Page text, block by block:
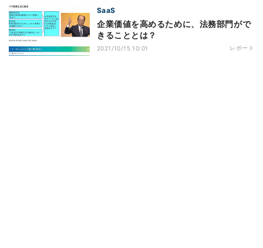
SaaS
企業価値を高めるために、法務部門がで
きることとは？
2021/10/15 10:01 レポート